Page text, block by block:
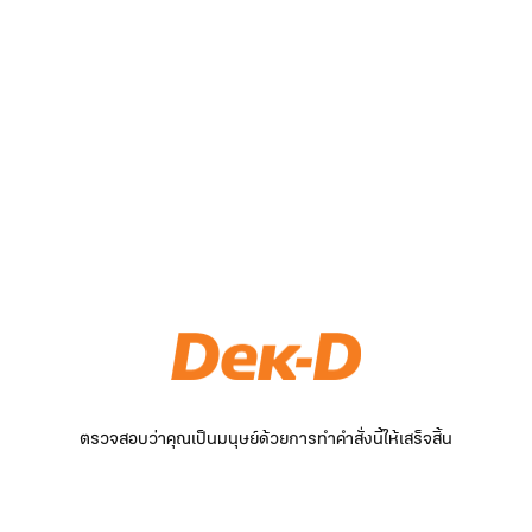
ตรวจสอบว่าคุณเป็นมนุษย์ด้วยการทำคำสั่งนี้ให้เสร็จสิ้น